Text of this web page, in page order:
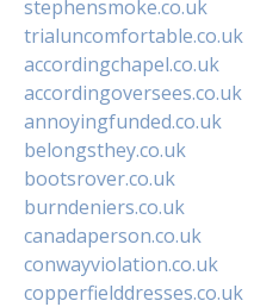
stephensmoke.co.uk
trialuncomfortable.co.uk
accordingchapel.co.uk
accordingoversees.co.uk
annoyingfunded.co.uk
belongsthey.co.uk
bootsrover.co.uk
burndeniers.co.uk
canadaperson.co.uk
conwayviolation.co.uk
copperfielddresses.co.uk